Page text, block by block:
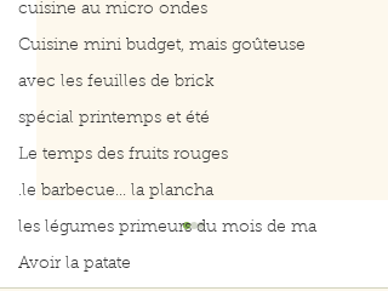
cuisine au micro ondes
Cuisine mini budget, mais goûteuse
avec les feuilles de brick
spécial printemps et été
Le temps des fruits rouges
.le barbecue... la plancha
les légumes primeurs du mois de ma
Avoir la patate